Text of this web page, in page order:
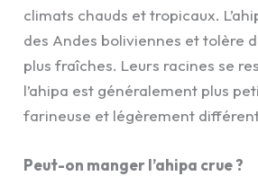
climats chauds et tropicaux.
des Andes boliviennes et tolère
plus fraîches. Leurs racines se
l’ahipa est généralement plus
farineuse et légèrement
Peut-on manger l’ahipa crue ?